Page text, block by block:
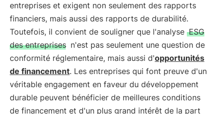
entreprises et exigent non seulement des rapports
financiers, mais aussi des rapports de durabilité.
Toutefois, il convient de souligner que l'analyse ESG
des entreprises n'est pas seulement une question de
conformité réglementaire, mais aussi d'opportunités
de financement. Les entreprises qui font preuve d'un
véritable engagement en faveur du développement
durable peuvent bénéficier de meilleures conditions
de financement et d'un plus grand intérêt de la part